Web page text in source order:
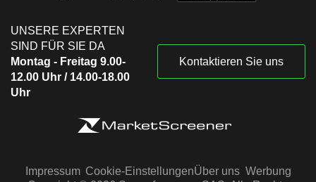
UNSERE EXPERTEN
SIND FÜR SIE DA
Montag - Freitag 9.00-
12.00 Uhr / 14.00-18.00
Uhr
Kontaktieren Sie uns
Impressum Cookie-EinstellungenÜber uns Werbung